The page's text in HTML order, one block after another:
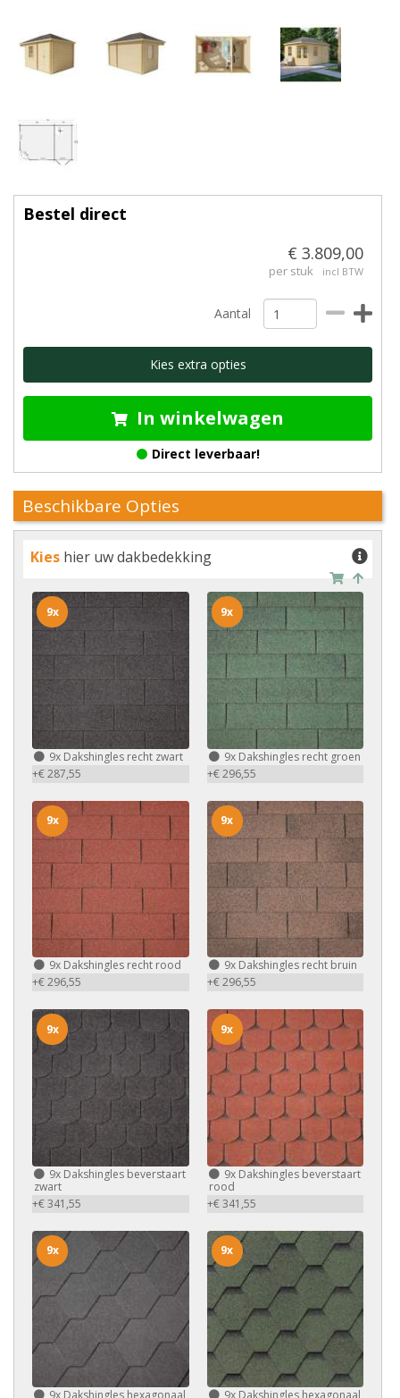
Bestel direct
€ 3.809,00
per stuk incl BTW
Aantal
Kies extra opties
In winkelwagen
Direct leverbaar!
Beschikbare Opties
Kies hier uw dakbedekking
9x Dakshingles recht zwart
+€ 287,55
9x
9xDakshingles recht groen
+€ 296,55
9x
9x Dakshingles recht rood
+€ 296,55
9x
9xDakshingles recht bruin
+€ 296,55
9x
9x Dakshingles beverstaart
zwart
+€ 341,55
9x
9xDakshingles beverstaart
rood
+€ 341,55
9x
9x Dakshingles hexagonaal
9x
9xDakshingles hexagonaal
9x